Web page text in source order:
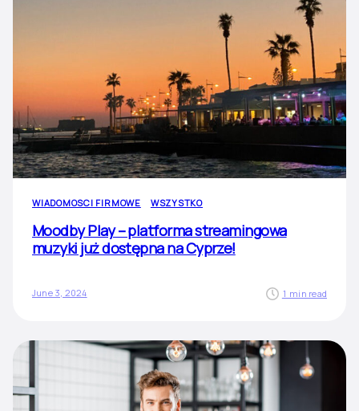
WIADOMOSCI FIRMOWE WSZYSTKO
Moodby Play – platforma streamingowa
muzyki już dostępna na Cyprze!
June 3, 2024 1 min read